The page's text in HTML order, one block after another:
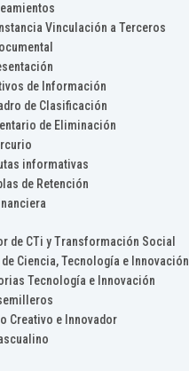
Vinculación a Terceros
de Información
de Clasificación
de Eliminación
informativas
de Retención
de CTi y Transformación Social
Ciencia, Tecnología e Innovación
Tecnología e Innovación
Creativo e Innovador